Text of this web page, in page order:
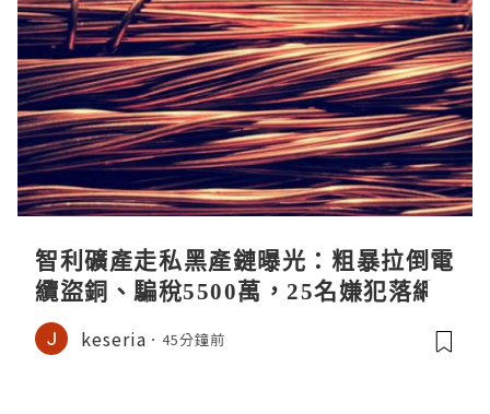
智利礦產走私黑產鏈曝光：粗暴拉倒電
纜盜銅、騙稅5500萬，25名嫌犯落網
keseria 45分鐘前